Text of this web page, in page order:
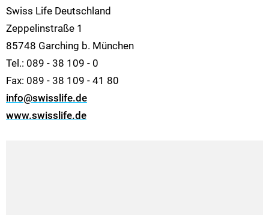
Swiss Life Deutschland
Zeppelinstraße 1
85748 Garching b. München
Tel.: 089 - 38 109 - 0
Fax: 089 - 38 109 - 41 80
info@swisslife.de
www.swisslife.de